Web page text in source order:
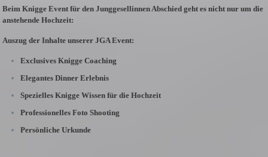
Beim Knigge Event für den Junggesellinnen Abschied geht es nicht nur um die
anstehende Hochzeit:
Auszug der Inhalte unserer JGA Event:
Exclusives Knigge Coaching
Elegantes Dinner Erlebnis
Spezielles Knigge Wissen für die Hochzeit
Professionelles Foto Shooting
Persönliche Urkunde